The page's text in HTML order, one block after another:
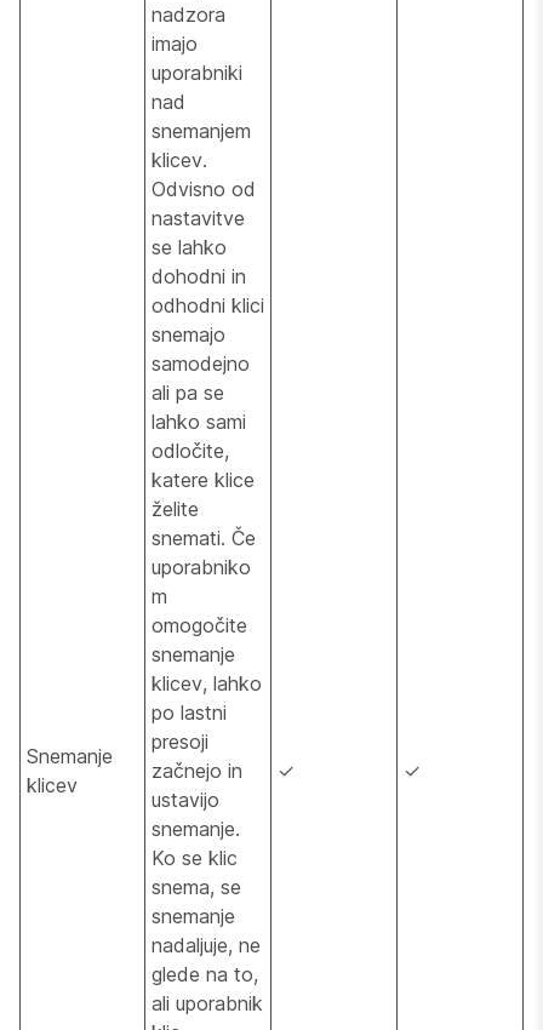
Snemanje
klicev
nadzora
imajo
uporabniki
nad
snemanjem
klicev.
Odvisno od
nastavitve
se lahko
dohodni in
odhodni klici
snemajo
samodejno
ali pa se
lahko sami
odločite,
katere klice
želite
snemati. Če
uporabniko
m
omogočite
snemanje
klicev, lahko
po lastni
presoji
začnejo in
ustavijo
snemanje.
Ko se klic
snema, se
snemanje
nadaljuje, ne
glede na to,
ali uporabnik
✓ ✓